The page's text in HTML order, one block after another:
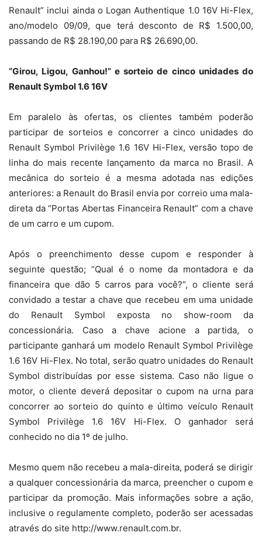
Renault” inclui ainda o Logan Authentique 1.0 16V Hi-Flex,
ano/modelo 09/09, que terá desconto de R$ 1.500,00,
passando de R$ 28.190,00 para R$ 26.690,00.
“Girou, Ligou, Ganhou!” e sorteio de cinco unidades do
Renault Symbol 1.6 16V
Em paralelo às ofertas, os clientes também poderão
participar de sorteios e concorrer a cinco unidades do
Renault Symbol Privilège 1.6 16V Hi-Flex, versão topo de
linha do mais recente lançamento da marca no Brasil. A
mecânica do sorteio é a mesma adotada nas edições
anteriores: a Renault do Brasil envia por correio uma mala-
direta da “Portas Abertas Financeira Renault” com a chave
de um carro e um cupom.
Após o preenchimento desse cupom e responder à
seguinte questão; “Qual é o nome da montadora e da
financeira que dão 5 carros para você?”, o cliente será
convidado a testar a chave que recebeu em uma unidade
do Renault Symbol exposta no show-room da
concessionária. Caso a chave acione a partida, o
participante ganhará um modelo Renault Symbol Privilège
1.6 16V Hi-Flex. No total, serão quatro unidades do Renault
Symbol distribuídas por esse sistema. Caso não ligue o
motor, o cliente deverá depositar o cupom na urna para
concorrer ao sorteio do quinto e último veículo Renault
Symbol Privilège 1.6 16V Hi-Flex. O ganhador será
conhecido no dia 1º de julho.
Mesmo quem não recebeu a mala-direita, poderá se dirigir
a qualquer concessionária da marca, preencher o cupom e
participar da promoção. Mais informações sobre a ação,
inclusive o regulamente completo, poderão ser acessadas
através do site http://www.renault.com.br.